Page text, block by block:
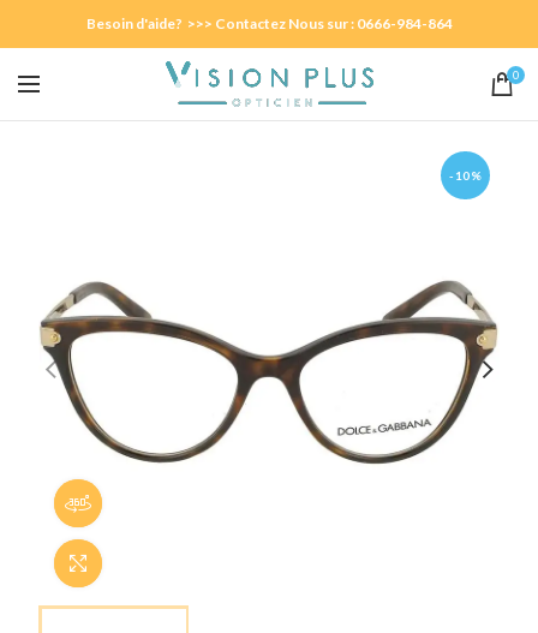
Besoin d'aide? >>> Contactez Nous sur : 0666-984-864
0
-10%